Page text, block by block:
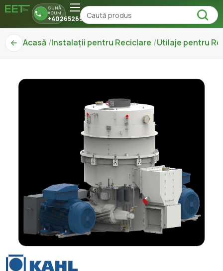
SUNĂ
ACUM
+40265269150
Acasă Instalații pentru Reciclare Utilaje pentru